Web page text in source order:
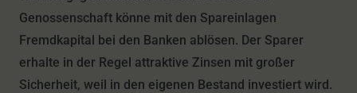
Genossenschaft könne mit den Spareinlagen
Fremdkapital bei den Banken ablösen. Der Sparer
erhalte in der Regel attraktive Zinsen mit großer
Sicherheit, weil in den eigenen Bestand investiert wird.